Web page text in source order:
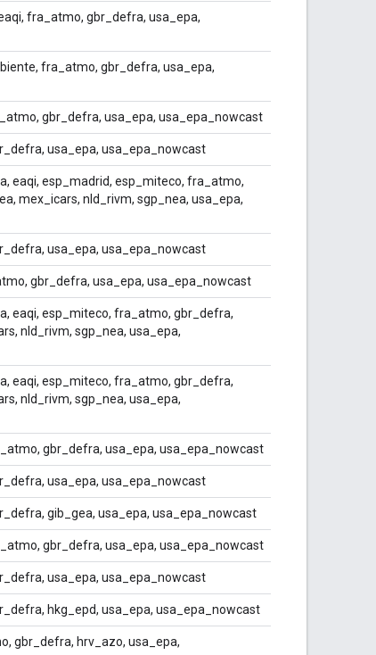
fra_atmo, gbr_defra, usa_epa,
fra_atmo, gbr_defra, usa_epa,
gbr_defra, usa_epa, usa_epa_nowcast
usa_epa, usa_epa_nowcast
eaqi, esp_madrid, esp_miteco, fra_atmo,
mex_icars, nld_rivm, sgp_nea, usa_epa,
usa_epa, usa_epa_nowcast
gbr_defra, usa_epa, usa_epa_nowcast
eaqi, esp_miteco, fra_atmo, gbr_defra,
nld_rivm, sgp_nea, usa_epa,
eaqi, esp_miteco, fra_atmo, gbr_defra,
nld_rivm, sgp_nea, usa_epa,
gbr_defra, usa_epa, usa_epa_nowcast
usa_epa, usa_epa_nowcast
gib_gea, usa_epa, usa_epa_nowcast
gbr_defra, usa_epa, usa_epa_nowcast
usa_epa, usa_epa_nowcast
hkg_epd, usa_epa, usa_epa_nowcast
gbr_defra, hrv_azo, usa_epa,